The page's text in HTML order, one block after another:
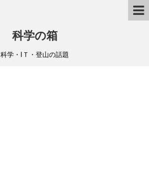
科学の箱
科学・IＴ・登山の話題